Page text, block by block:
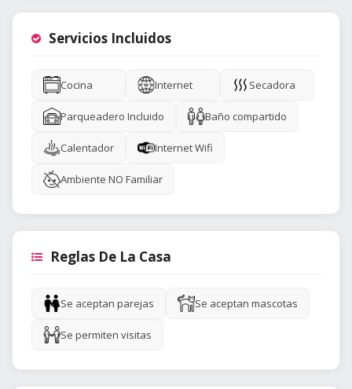
Servicios Incluidos
Cocina Internet Secadora
Parqueadero Incluido Baño compartido
Calentador Internet Wifi
Ambiente NO Familiar
Reglas De La Casa
Se aceptan parejas Se aceptan mascotas
Se permiten visitas